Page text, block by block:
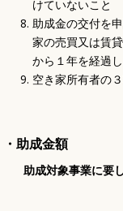
けていないこと
助成金の交付を
家の売買又は賃
から１年を経過
空き家所有者の
・助成金額
助成対象事業に要